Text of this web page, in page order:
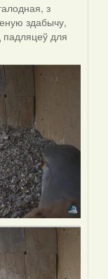
з
здабычу,
падляцеў для